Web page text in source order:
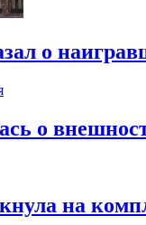
о
о
на